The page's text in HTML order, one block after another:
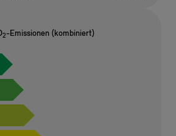
2-Emissionen (kombiniert)